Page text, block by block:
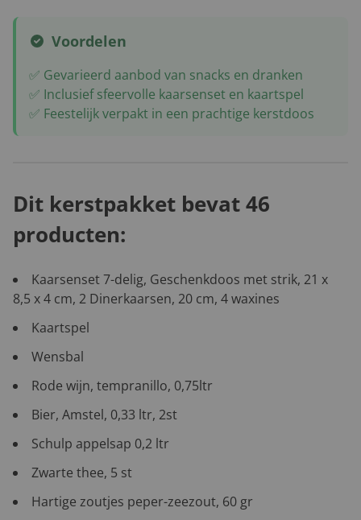
Voordelen
✅ Gevarieerd aanbod van snacks en dranken
✅ Inclusief sfeervolle kaarsenset en kaartspel
✅ Feestelijk verpakt in een prachtige kerstdoos
Dit kerstpakket bevat 46
producten:
Kaarsenset 7-delig, Geschenkdoos met strik, 21 x
8,5 x 4 cm, 2 Dinerkaarsen, 20 cm, 4 waxines
Kaartspel
Wensbal
Rode wijn, tempranillo, 0,75ltr
Bier, Amstel, 0,33 ltr, 2st
Schulp appelsap 0,2 ltr
Zwarte thee, 5 st
Hartige zoutjes peper-zeezout, 60 gr